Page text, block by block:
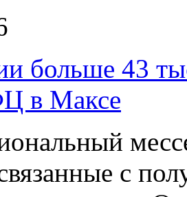
больше 43
в Максе
с